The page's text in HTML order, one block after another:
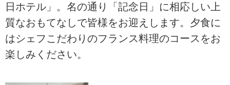
日ホテル」。名の通り「記念日」に相応しい上
質なおもてなしで皆様をお迎えします。夕食に
はシェフこだわりのフランス料理のコースをお
楽しみください。